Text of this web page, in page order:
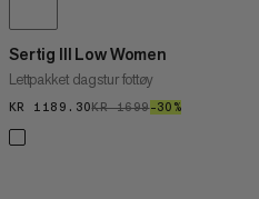
Sertig III Low Women
Lettpakket dagstur fottøy
KR 1189.30KR 1189.30
KR 1699KR 1699
–30%